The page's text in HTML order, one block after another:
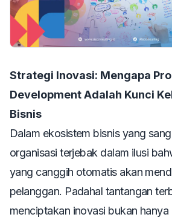
Strategi Inovasi: Mengapa
Development Adalah Kunci
Bisnis
Dalam ekosistem bisnis yang
organisasi terjebak dalam ilusi
yang canggih otomatis akan
pelanggan. Padahal tantangan
menciptakan inovasi bukan